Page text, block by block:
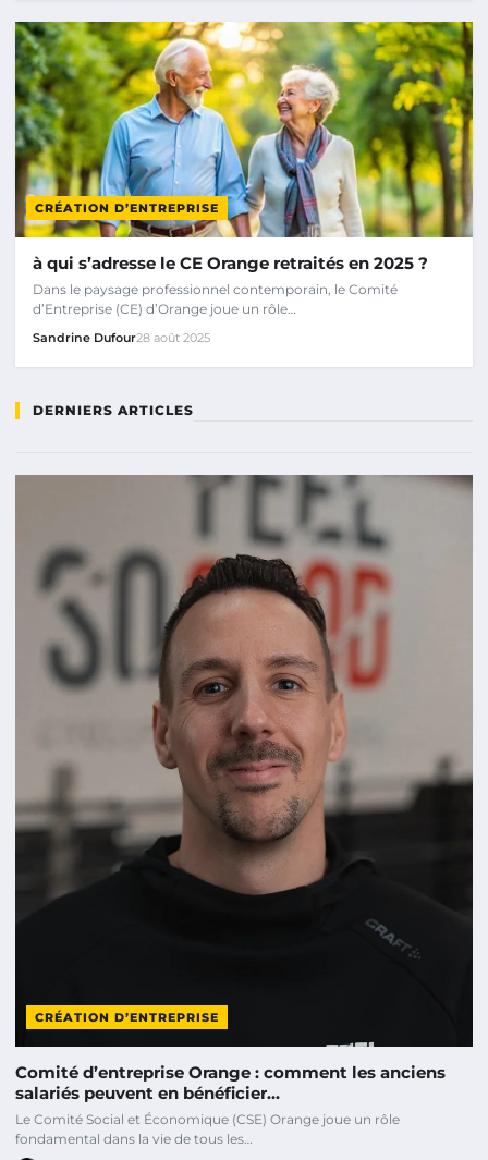
CRÉATION D’ENTREPRISE
à qui s’adresse le CE Orange retraités en 2025 ?
Dans le paysage professionnel contemporain, le Comité
d’Entreprise (CE) d’Orange joue un rôle…
Sandrine Dufour28 août 2025
DERNIERS ARTICLES
CRÉATION D’ENTREPRISE
Comité d’entreprise Orange : comment les anciens
salariés peuvent en bénéficier…
Le Comité Social et Économique (CSE) Orange joue un rôle
fondamental dans la vie de tous les…